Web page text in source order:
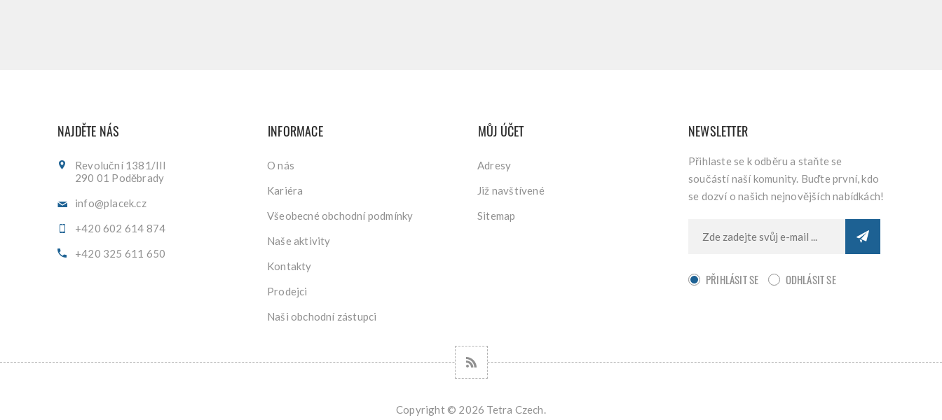
NAJDĚTE NÁS
Revoluční 1381/III
290 01 Poděbrady
info@placek.cz
+420 602 614 874
+420 325 611 650
INFORMACE
O nás
Kariéra
Všeobecné obchodní podmínky
Naše aktivity
Kontakty
Prodejci
Naši obchodní zástupci
MŮJ ÚČET
Adresy
Již navštívené
Sitemap
NEWSLETTER
Přihlaste se k odběru a staňte se
součástí naší komunity. Buďte první, kdo
se dozví o našich nejnovějších nabídkách!
PŘIHLÁSIT SE ODHLÁSIT SE
Copyright © 2026 Tetra Czech.